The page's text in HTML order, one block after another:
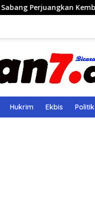
Kembali Penerbangan
Hukrim Ekbis Politik